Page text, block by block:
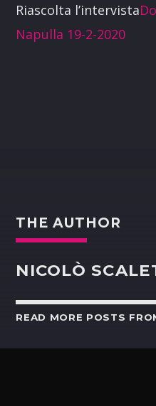
Riascolta l’intervista
Napulla 19-2-2020
THE AUTHOR
NICOLÒ
READ MORE POSTS